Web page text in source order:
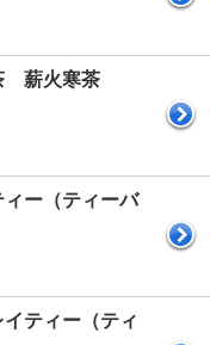
薪火寒茶
ー（ティーバ
ティー（ティ